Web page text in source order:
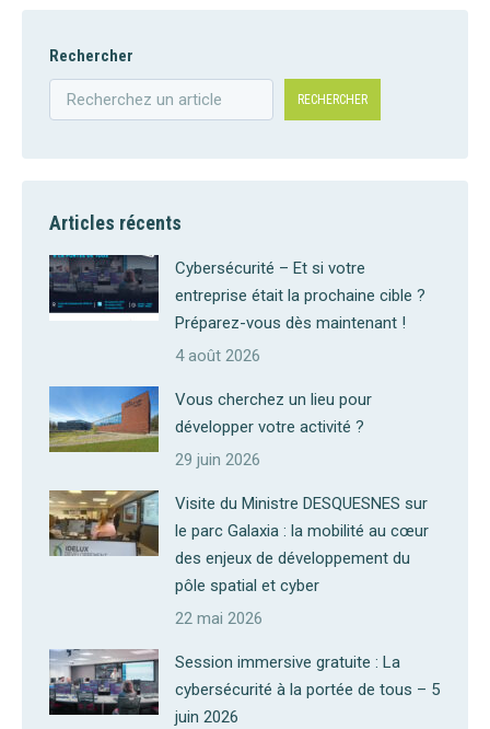
Rechercher
RECHERCHER
Articles récents
Cybersécurité – Et si votre
entreprise était la prochaine cible ?
Préparez-vous dès maintenant !
4 août 2026
Vous cherchez un lieu pour
développer votre activité ?
29 juin 2026
Visite du Ministre DESQUESNES sur
le parc Galaxia : la mobilité au cœur
des enjeux de développement du
pôle spatial et cyber
22 mai 2026
Session immersive gratuite : La
cybersécurité à la portée de tous – 5
juin 2026